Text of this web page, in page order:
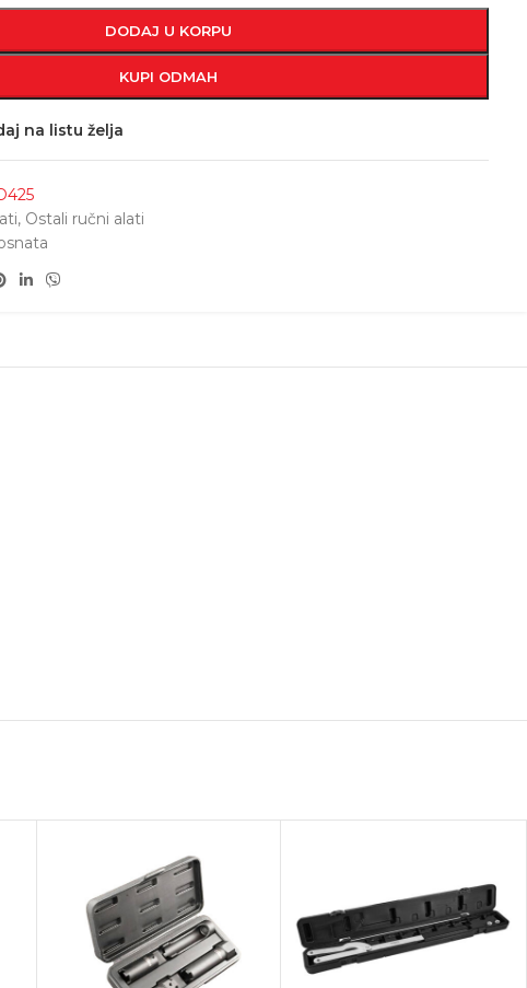
DODAJ U KORPU
KUPI ODMAH
na listu želja
, Ostali ručni alati